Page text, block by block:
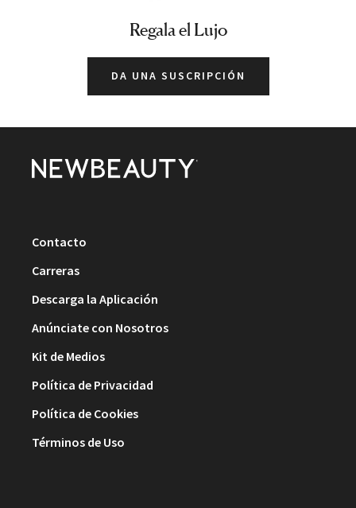
Regala el Lujo
DA UNA SUSCRIPCIÓN
Contacto
Carreras
Descarga la Aplicación
Anúnciate con Nosotros
Kit de Medios
Política de Privacidad
Política de Cookies
Términos de Uso